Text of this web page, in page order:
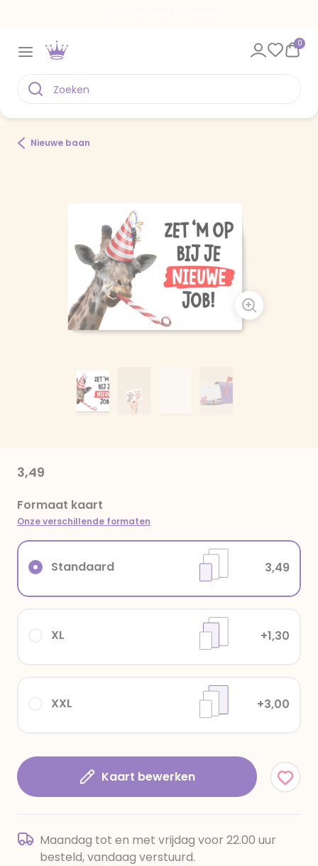
0
Nieuwe baan
3,49
Formaat kaart
Onze verschillende formaten
XXL +3,00
XL +1,30
Standaard 3,49
Kaart bewerken
Maandag tot en met vrijdag voor 22.00 uur
besteld, vandaag verstuurd.